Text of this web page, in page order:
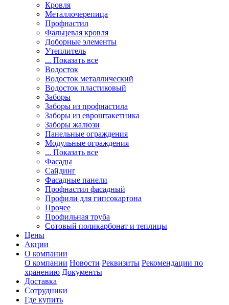
Кровля
Металлочерепица
Профнастил
Фальцевая кровля
Доборные элементы
Утеплитель
... Показать все
Водосток
Водосток металлический
Водосток пластиковый
Заборы
Заборы из профнастила
Заборы из евроштакетника
Заборы жалюзи
Панельные ограждения
Модульные ограждения
... Показать все
Фасады
Сайдинг
Фасадные панели
Профнастил фасадный
Профили для гипсокартона
Прочее
Профильная труба
Сотовый поликарбонат и теплицы
Цены
Акции
О компании
О компании Новости Реквизиты Рекомендации по
хранению Документы
Доставка
Сотрудники
Где купить